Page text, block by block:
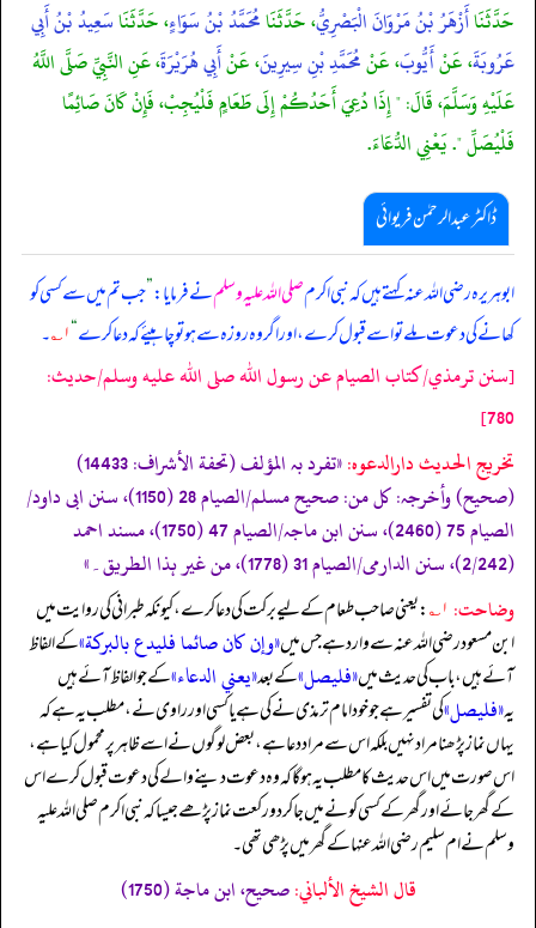
حَدَّثَنَاأَزْهَرُ بْنُ مَرْوَانَ الْبَصْرِيُّ، حَدَّثَنَامُحَمَّدُ بْنُ سَوَاءٍ، حَدَّثَنَاسَعِيدُ بْنُ أَبِي
عَرُوبَةَ، عَنْأَيُّوبَ، عَنْمُحَمَّدِ بْنِ سِيرِينَ، عَنْأَبِي هُرَيْرَةَ، عَنِ النَّبِيِّ صَلَّى اللَّهُ
عَلَيْهِ وَسَلَّمَ، قَالَ: " إِذَا دُعِيَ أَحَدُكُمْ إِلَى طَعَامٍ فَلْيُجِبْ، فَإِنْ كَانَ صَائِمًا
فَلْيُصَلِّ ". يَعْنِي الدُّعَاءَ.
ڈاکٹر عبدالرحمٰن فریوائی
ابوہریرہ رضی الله عنہ کہتے ہیں کہنبی اکرمصلی اللہ علیہ وسلمنے فرمایا:”جب تم میں سے کسی کو
کھانے کی دعوت ملے تو اسے قبول کرے، اور اگر وہ روزہ سے ہو تو چاہیئے کہ دعا کرے“۱؎ ۔
[سنن ترمذي/كتاب الصيام عن رسول الله صلى الله عليه وسلم/حدیث:
780]
تخریج الحدیث دارالدعوہ:
«تفرد بہ المؤلف (تحفة الأشراف: 14433)
(صحیح) وأخرجہ: کل من: صحیح مسلم/الصیام 28 (1150)، سنن ابی داود/
الصیام 75 (2460)، سنن ابن ماجہ/الصیام 47 (1750)، مسند احمد
(2/242)، سنن الدارمی/الصیام 31 (1778)، من غیر ہذا الطریق۔»
وضاحت: ۱؎ : یعنی صاحب طعام کے لیے برکت کی دعا کرے، کیونکہ طبرانی کی روایت میں
ابن مسعود رضی الله عنہ سے وارد ہے جس میں«وإن كان صائما فليدع بالبركة»کے الفاظ
آئے ہیں، باب کی حدیث میں«فلیصل»کے بعد«يعني الدعاء»کے جو الفاظ آئے ہیں
یہ«فلیصل»کی تفسیر ہے جو خود امام ترمذی نے کی ہے یا کسی اور راوی نے، مطلب یہ ہے کہ
یہاں نماز پڑھنا مراد نہیں بلکہ اس سے مراد دعا ہے، بعض لوگوں نے اسے ظاہر پر محمول کیا ہے،
اس صورت میں اس حدیث کا مطلب یہ ہو گا کہ وہ دعوت دینے والے کی دعوت قبول کرے اس
کے گھر جائے اور گھر کے کسی کونے میں جا کر دو رکعت نماز پڑھے جیسا کہ نبی اکرم صلی اللہ علیہ
وسلم نے ام سلیم رضی الله عنہا کے گھر میں پڑھی تھی۔
قال الشيخ الألباني:صحيح، ابن ماجة (1750)